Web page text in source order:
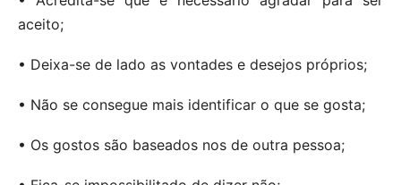
aceito;
• Deixa-se de lado as vontades e desejos próprios;
• Não se consegue mais identificar o que se gosta;
• Os gostos são baseados nos de outra pessoa;